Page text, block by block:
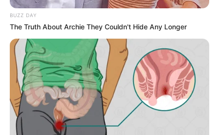
BUZZ DAY
The Truth About Archie They Couldn't Hide Any Longer